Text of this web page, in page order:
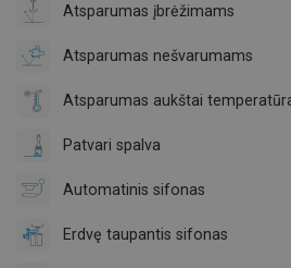
Atsparumas įbrėžimams
Atsparumas nešvarumams
Atsparumas aukštai
Patvari spalva
Automatinis sifonas
Erdvę taupantis sifonas